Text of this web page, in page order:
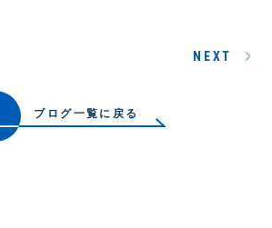
ブログ一覧に戻る
NEXT